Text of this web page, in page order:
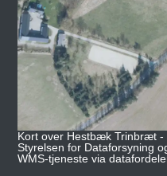
Kort over Hestbæk Trinbræt -
Styrelsen for Dataforsyning
WMS-tjeneste via